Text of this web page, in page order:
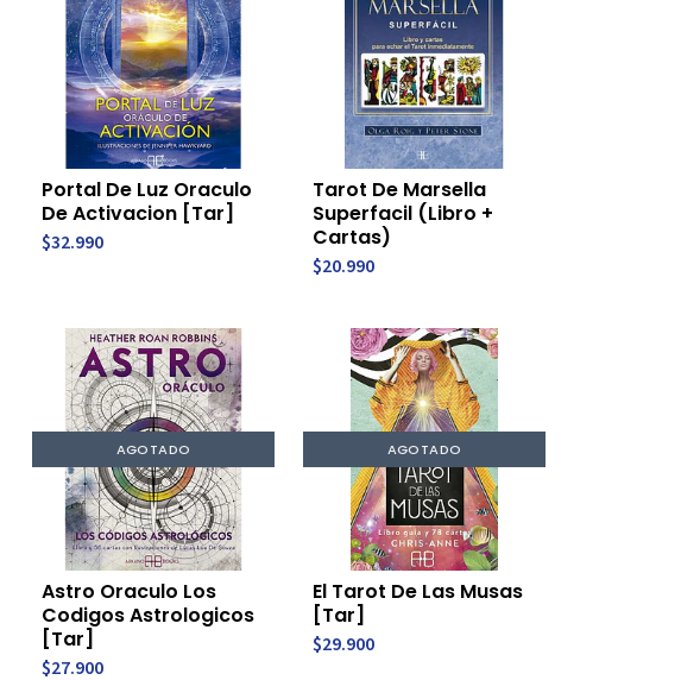
Portal De Luz Oraculo
De Activacion [Tar]
$32.990
Tarot De Marsella
Superfacil (Libro +
Cartas)
$20.990
AGOTADO
Astro Oraculo Los
Codigos Astrologicos
[Tar]
$27.900
AGOTADO
El Tarot De Las Musas
[Tar]
$29.900